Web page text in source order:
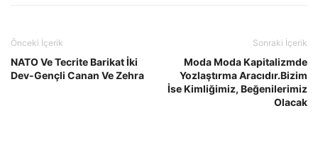
Önceki İçerik
NATO Ve Tecrite Barikat İki
Dev-Gençli Canan Ve Zehra
Sonraki İçerik
Moda Moda Kapitalizmde
Yozlaştırma Aracıdır.Bizim
İse Kimliğimiz, Beğenilerimiz
Olacak